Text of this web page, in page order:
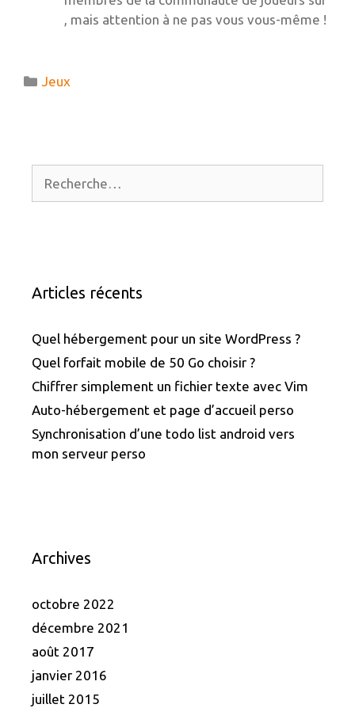
, mais attention à ne pas vous vous-même !
Catégories
Jeux
Articles récents
Quel hébergement pour un site WordPress ?
Quel forfait mobile de 50 Go choisir ?
Chiffrer simplement un fichier texte avec Vim
Auto-hébergement et page d’accueil perso
Synchronisation d’une todo list android vers
mon serveur perso
Archives
octobre 2022
décembre 2021
août 2017
janvier 2016
juillet 2015